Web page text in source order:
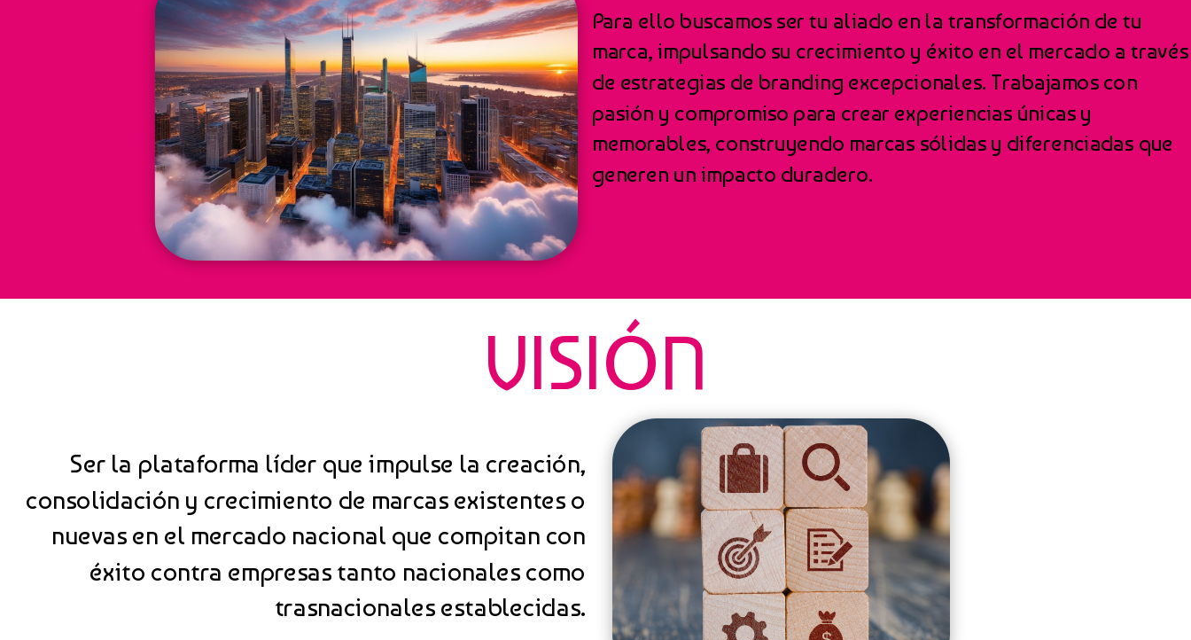
Para ello buscamos ser tu aliado en la transformación de tu
marca, impulsando su crecimiento y éxito en el mercado a través
de estrategias de branding excepcionales. Trabajamos con
pasión y compromiso para crear experiencias únicas y
memorables, construyendo marcas sólidas y diferenciadas que
generen un impacto duradero.
VISIÓN
Ser la plataforma líder que impulse la creación,
consolidación y crecimiento de marcas existentes o
nuevas en el mercado nacional que compitan con
éxito contra empresas tanto nacionales como
trasnacionales establecidas.